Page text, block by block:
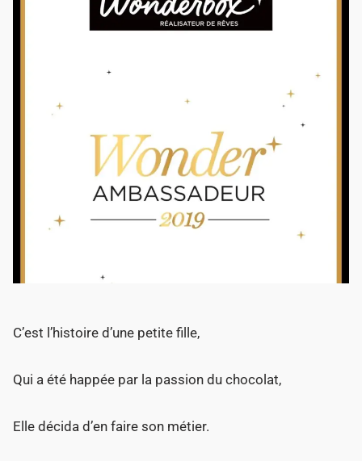
C’est l’histoire d’une petite fille,
Qui a été happée par la passion du chocolat,
Elle décida d’en faire son métier.